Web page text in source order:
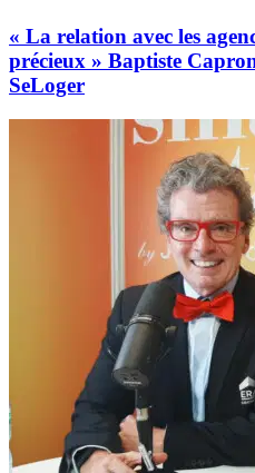
« La relation avec les
précieux » Baptiste
SeLoger